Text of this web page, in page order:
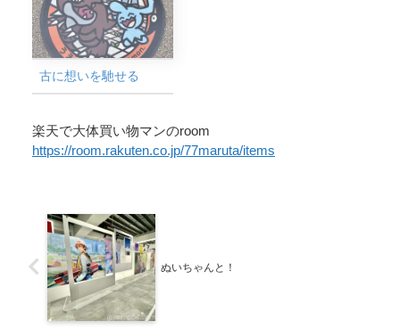
古に想いを馳せる
楽天で大体買い物マンのroom
https://room.rakuten.co.jp/77maruta/items
ぬいちゃんと！